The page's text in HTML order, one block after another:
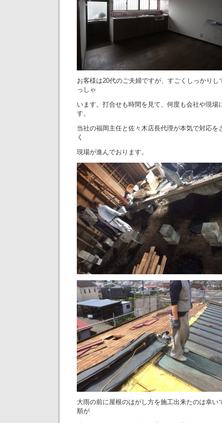
お客様は20代のご夫婦ですが、すごくしっかり
っしゃ
います。打合せも時間を見て、何度も会社や現場
す。
当社の福岡主任と佐々木店長代理が本気で対応を
く
現場が進んでおります。
大雨の前に屋根のはがし方を施工出来たのは幸い
順が